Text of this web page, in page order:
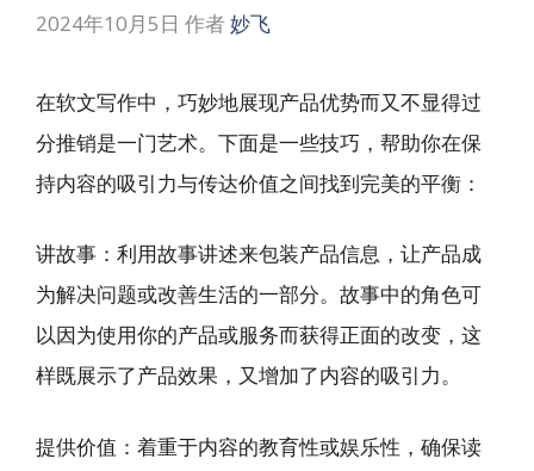
2024年10月5日 作者妙飞
在软文写作中，巧妙地展现产品优势而又不显得过
分推销是一门艺术。下面是一些技巧，帮助你在保
持内容的吸引力与传达价值之间找到完美的平衡：
讲故事：利用故事讲述来包装产品信息，让产品成
为解决问题或改善生活的一部分。故事中的角色可
以因为使用你的产品或服务而获得正面的改变，这
样既展示了产品效果，又增加了内容的吸引力。
提供价值：着重于内容的教育性或娱乐性，确保读